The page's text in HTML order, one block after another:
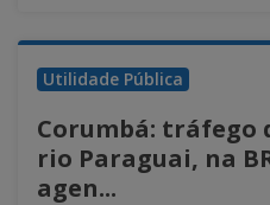
Utilidade Pública
Corumbá: tráfego
rio Paraguai, na
agen...